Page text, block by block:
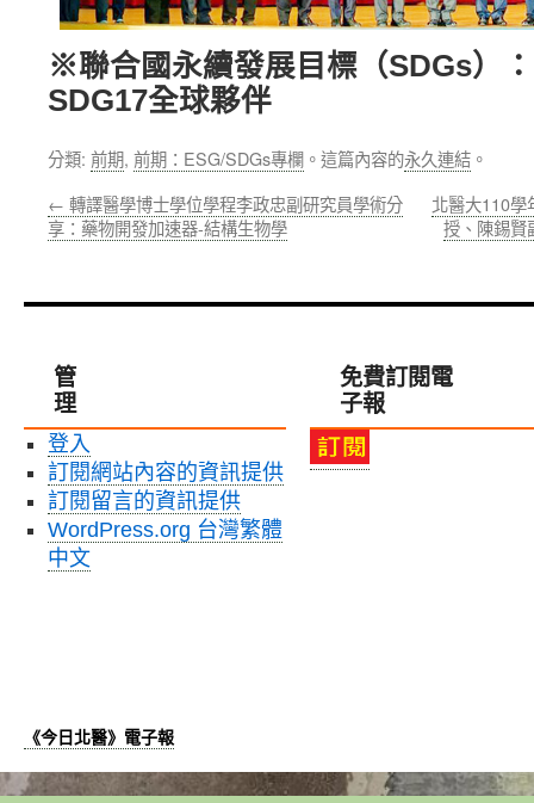
※聯合國永續發展目標（SDGs）
SDG17全球夥伴
分類: 前期, 前期：ESG/SDGs專欄 。這篇內容的永久連結 。
← 轉譯醫學博士學位學程李政忠副研究員學術分
享：藥物開發加速器-結構生物學
北醫大110學
授、陳錫賢
管
理
登入
訂閱網站內容的資訊提供
訂閱留言的資訊提供
WordPress.org 台灣繁體
中文
免費訂閱電
子報
《今日北醫》電子報